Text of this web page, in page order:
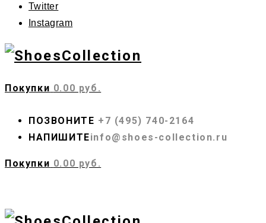
Twitter
Instagram
Покупки 0.00 руб.
ПОЗВОНИТЕ +7 (495) 740-2164
НАПИШИТЕinfo@shoes-collection.ru
Покупки 0.00 руб.